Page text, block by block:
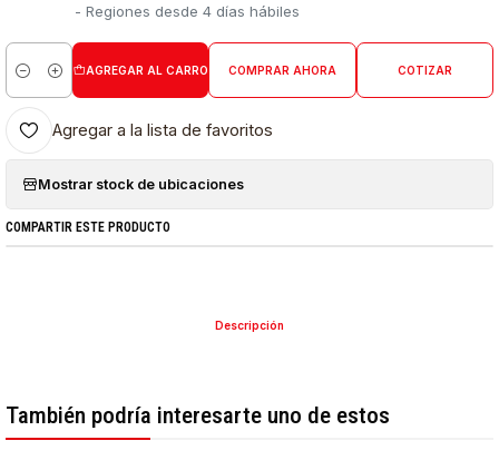
- Regiones desde 4 días hábiles
Cantidad
AGREGAR AL CARRO COMPRAR AHORA COTIZAR
Agregar a la lista de favoritos
Mostrar stock de ubicaciones
COMPARTIR ESTE PRODUCTO
Descripción
También podría interesarte uno de estos